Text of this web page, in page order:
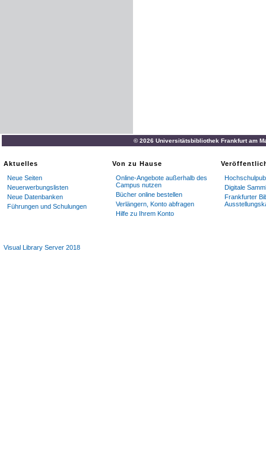
© 2026 Universitätsbibliothek Frankfurt am
Aktuelles
Neue Seiten
Neuerwerbungslisten
Neue Datenbanken
Führungen und Schulungen
Von zu Hause
Online-Angebote außerhalb des
Campus nutzen
Bücher online bestellen
Verlängern, Konto abfragen
Hilfe zu Ihrem Konto
Digitale
Frankfurter
Visual Library Server 2018